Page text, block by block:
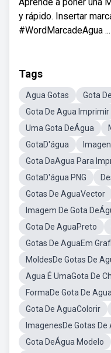
y rápido. Insertar
#WordMarcadeAgua ...
Tags
Agua Gotas
Gota
Gota De Agua Imprimir
Uma Gota DeÁgua
GotaD'água
Gota DaAgua Para
GotaD'água PNG
Gotas De AguaVector
Imagem De Gota
Gota De AguaPreto
Gotas De AguaEm
MoldesDe Gotas De
Agua É UmaGota De
FormaDe Gota De Agua
Gota De AguaColorir
ImagenesDe Gotas
Gota DeÁgua Modelo